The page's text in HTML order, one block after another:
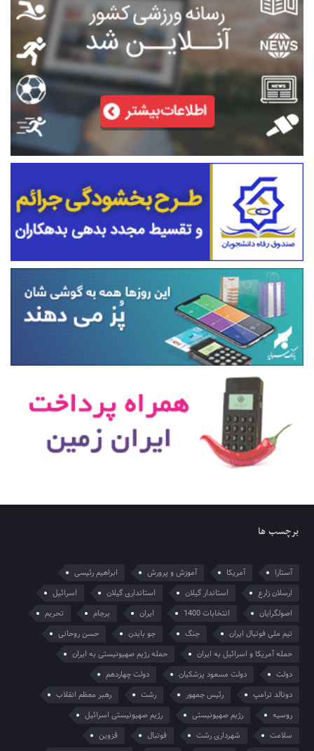
برچسب ها
آستارا آمریکا آموزش و پرورش
ابراهیم رئیسی
ارسلان زارع
استاندار گیلان استانداری گیلان
اسرائیل
اصولگرایان
انتخابات 1400 ایران برجام
تحریم
تیم ملی فوتبال ایران
جنگ جو بایدن
حسن روحانی
حمله آمریکا و اسرائیل به ایران
حمله رژیم صهیونیستی به ایران
دولت
دولت مسعود پزشکیان
دولت چهاردهم
دونالد ترامپ
رئیس جمهور رشت
رهبر معظم انقلاب
روسیه
رژیم صهیونیستی
رژیم صهیونیستی اسرائیل
سلامت
شهرداری رشت فوتبال
قزوین